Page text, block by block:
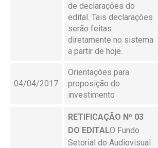
de declarações do
edital. Tais declarações
serão feitas
diretamente no sistema
a partir de hoje.
04/04/2017
Orientações para
proposição do
investimento
RETIFICAÇÃO Nº 03
DO EDITALO Fundo
Setorial do Audiovisual